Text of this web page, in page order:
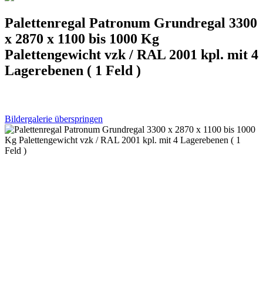
Palettenregal Patronum Grundregal 3300
x 2870 x 1100 bis 1000 Kg
Palettengewicht vzk / RAL 2001 kpl. mit 4
Lagerebenen ( 1 Feld )
Bildergalerie überspringen